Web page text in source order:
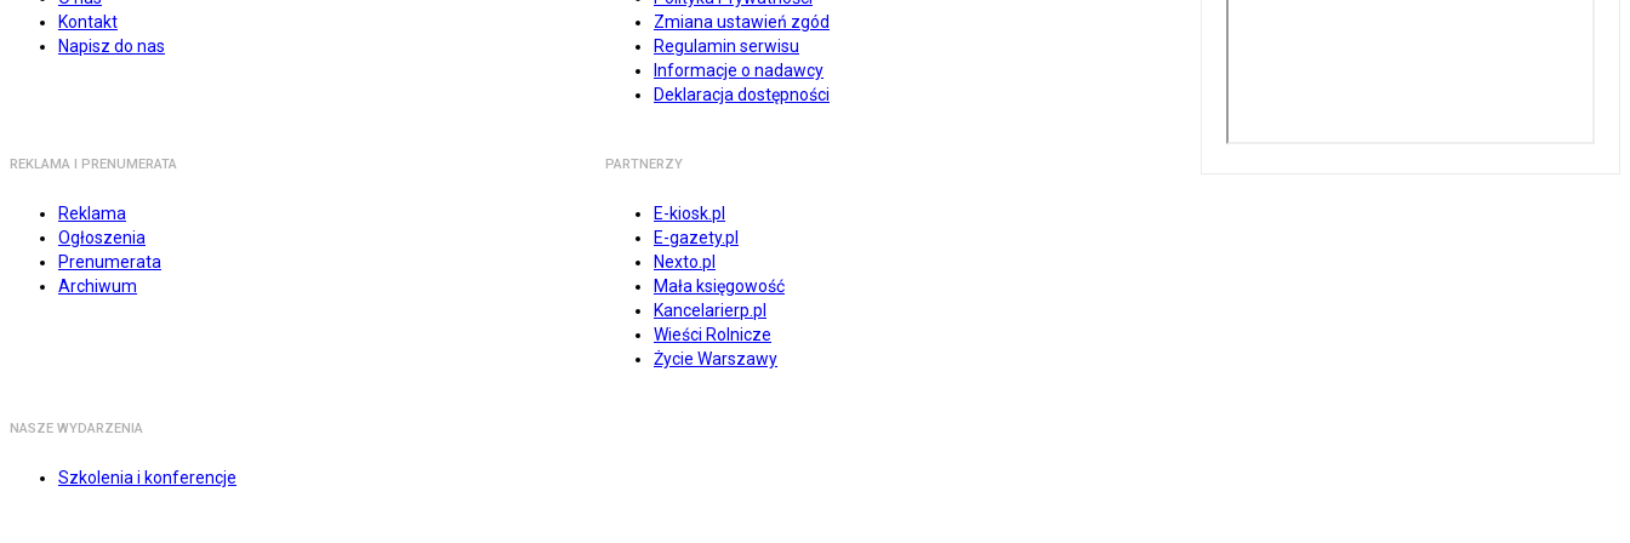
Kontakt
Napisz do nas
Zmiana ustawień zgód
Regulamin serwisu
Informacje o nadawcy
Deklaracja dostępności
REKLAMA I PRENUMERATA
Reklama
Ogłoszenia
Prenumerata
Archiwum
PARTNERZY
E-kiosk.pl
E-gazety.pl
Nexto.pl
Mała księgowość
Kancelarierp.pl
Wieści Rolnicze
Życie Warszawy
NASZE WYDARZENIA
Szkolenia i konferencje